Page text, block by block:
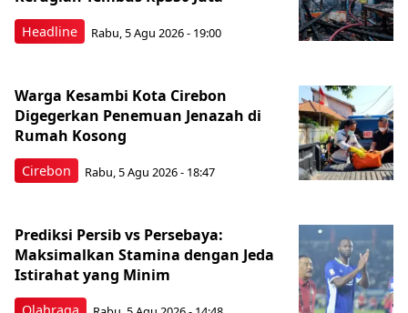
Headline Rabu, 5 Agu 2026 - 19:00
Cirebon
Warga Kesambi Kota Cirebon
Digegerkan Penemuan Jenazah di
Rumah Kosong
Rabu, 5 Agu 2026 - 18:47
Prediksi Persib vs Persebaya:
Maksimalkan Stamina dengan Jeda
Istirahat yang Minim